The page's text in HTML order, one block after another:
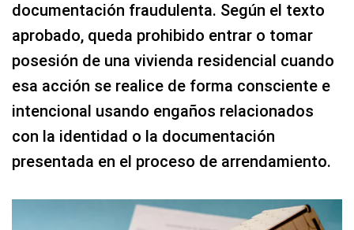
documentación fraudulenta. Según el texto
aprobado, queda prohibido entrar o tomar
posesión de una vivienda residencial cuando
esa acción se realice de forma consciente e
intencional usando engaños relacionados
con la identidad o la documentación
presentada en el proceso de arrendamiento.